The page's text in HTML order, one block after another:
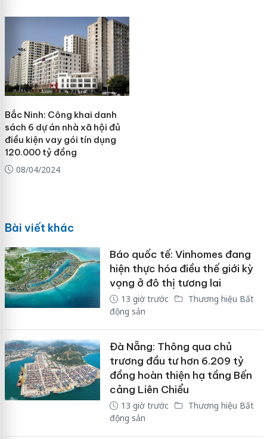
Bắc Ninh: Công khai danh
sách 6 dự án nhà xã hội đủ
điều kiện vay gói tín dụng
120.000 tỷ đồng
08/04/2024
Bài viết khác
Báo quốc tế: Vinhomes đang
hiện thực hóa điều thế giới kỳ
vọng ở đô thị tương lai
13 giờ trước
Thương hiệu Bất
động sản
Đà Nẵng: Thông qua chủ
trương đầu tư hơn 6.209 tỷ
đồng hoàn thiện hạ tầng Bến
cảng Liên Chiểu
13 giờ trước
Thương hiệu Bất
động sản